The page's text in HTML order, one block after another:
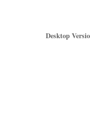
Desktop